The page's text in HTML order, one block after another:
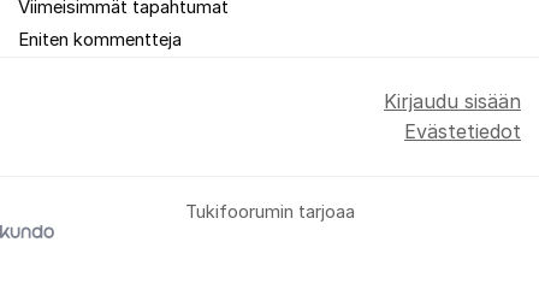
Viimeisimmät tapahtumat
Eniten kommentteja
Tukifoorumin tarjoaa
Kirjaudu sisään
Evästetiedot